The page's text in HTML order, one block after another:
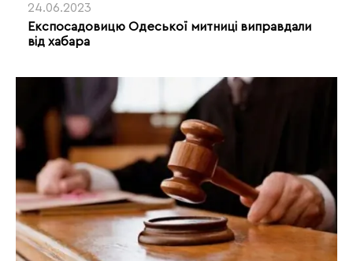
24.06.2023
Експосадовицю Одеської митниці виправдали
від хабара